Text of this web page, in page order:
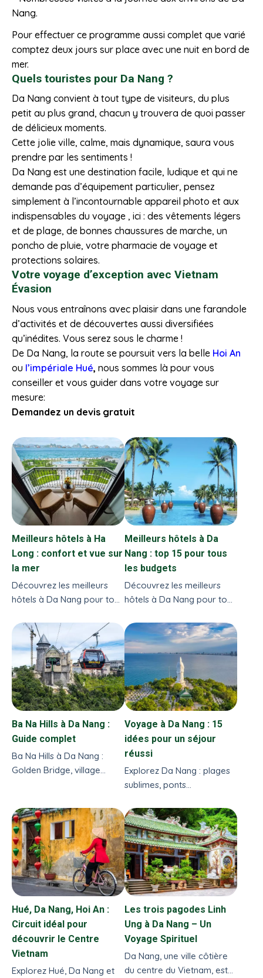
Nang.
Pour effectuer ce programme aussi complet que varié
comptez deux jours sur place avec une nuit en bord de
mer.
Quels touristes pour Da Nang ?
Da Nang convient à tout type de visiteurs, du plus
petit au plus grand, chacun y trouvera de quoi passer
de délicieux moments.
Cette jolie ville, calme, mais dynamique, saura vous
prendre par les sentiments !
Da Nang est une destination facile, ludique et qui ne
demande pas d’équipement particulier, pensez
simplement à l’incontournable appareil photo et aux
indispensables du voyage , ici : des vêtements légers
et de plage, de bonnes chaussures de marche, un
poncho de pluie, votre pharmacie de voyage et
protections solaires.
Votre voyage d’exception avec Vietnam
Évasion
Nous vous entraînons avec plaisir dans une farandole
d’activités et de découvertes aussi diversifiées
qu’inédites. Vous serez sous le charme !
De Da Nang, la route se poursuit vers la belle Hoi An
ou l’impériale Hué, nous sommes là pour vous
conseiller et vous guider dans votre voyage sur
mesure:
Demandez un devis gratuit
Meilleurs hôtels à Ha
Long : confort et vue sur
la mer
Découvrez les meilleurs
hôtels à Da Nang pour tous
bord de mer, hôtels en
centre-ville et séjours
nature. Conseils pratiques
par agence locale.
Meilleurs hôtels à Da
Nang : top 15 pour tous
les budgets
Découvrez les meilleurs
hôtels à Da Nang pour tous
bord de mer, hôtels en
centre-ville et séjours
nature. Guide locale.
Ba Na Hills à Da Nang :
Guide complet
Ba Na Hills à Da Nang :
Golden Bridge, village
conseils de visite.
Voyage à Da Nang : 15
idées pour un séjour
réussi
Explorez Da Nang : plages
sublimes, ponts
préservée et culture
fascinante. Le top 15 des
activités à ne pas manquer.
Hué, Da Nang, Hoi An :
Circuit idéal pour
découvrir le Centre
Vietnam
Explorez Hué, Da Nang et
Les trois pagodes Linh
Ung à Da Nang – Un
Voyage Spirituel
Da Nang, une ville côtière
du centre du Vietnam, est